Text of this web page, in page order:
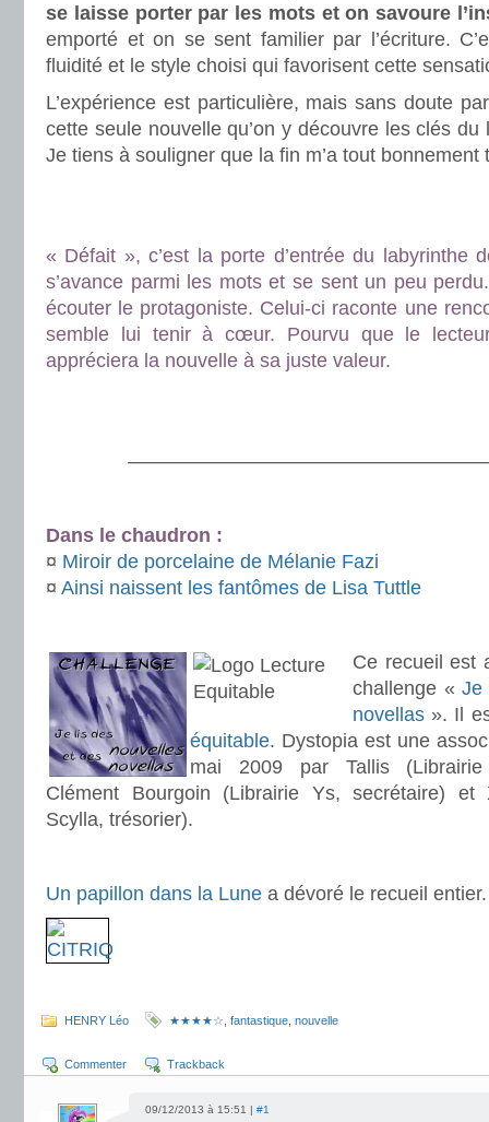
se laisse porter par les mots et on savoure
emporté et on se sent familier par l’écriture.
fluidité et le style choisi qui favorisent cette
L’expérience est particulière, mais sans doute
cette seule nouvelle qu’on y découvre les clés
Je tiens à souligner que la fin m’a tout bonnement
« Défait », c’est la porte d’entrée du labyrinthe
s’avance parmi les mots et se sent un peu
écouter le protagoniste. Celui-ci raconte une
semble lui tenir à cœur. Pourvu que le
appréciera la nouvelle à sa juste valeur.
Dans le chaudron :
¤ Miroir de porcelaine de Mélanie Fazi
¤ Ainsi naissent les fantômes de Lisa Tuttle
Ce recueil est
challenge «Je
novellas ». Il
équitable. Dystopia est une
mai 2009 par Tallis (Librairie
Clément Bourgoin (Librairie Ys, secrétaire) et
Scylla, trésorier).
Un papillon dans la Lune a dévoré le recueil entier.
HENRY Léo ★★★★☆ fantastique nouvelle
Commenter Trackback
09/12/2013 à 15:51 | #1